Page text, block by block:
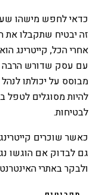
כדאי לחפש מישהו
זה יבטיח שתקבלו את
אחרי הכל, קייטרינג
עם עסק שדורש הרבה
מבוסס על יכולתו
להיות מסוגלים לטפל
לבטיחות.
כאשר שוכרים
גם לבדוק אם הוגשו
ולבקר באתרי